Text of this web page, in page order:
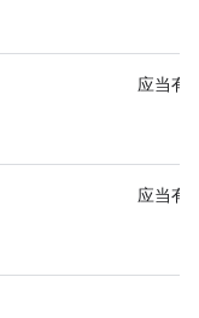
应当有
应当有